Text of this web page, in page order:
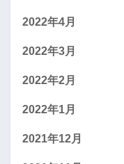
2022年4月
2022年3月
2022年2月
2022年1月
2021年12月